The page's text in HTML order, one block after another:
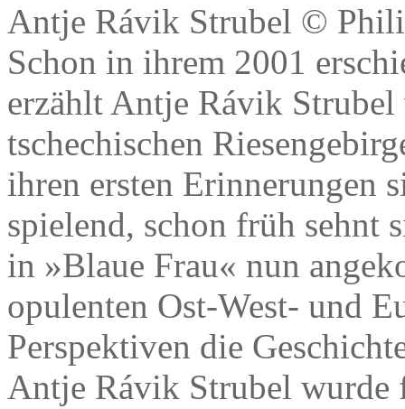
Antje Rávik Strubel ©
Schon in ihrem 2001
erzählt Antje Rávik
tschechischen
ihren ersten Erinnerungen
spielend, schon früh sehnt
in »Blaue Frau« nun
opulenten Ost-West- und
Perspektiven die
Antje Rávik Strubel wurde